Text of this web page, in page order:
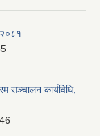
२०८१
सञ्‍चालन कार्यविधि,